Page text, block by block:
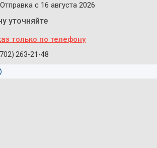
Отправка с 16 августа 2026
уточняйте
только по телефону
263-21-48